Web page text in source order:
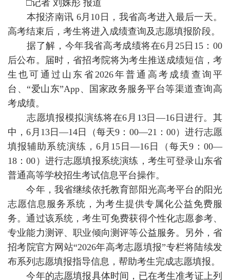
□记者 刘姝彤 报道
本报济南讯 6月10日，我省高考进入最后一天。
高考结束后，考生将进入成绩查询及志愿填报阶段。
据了解，今年我省高考成绩将在6月25日15：00
后公布。届时，省招考院将为考生推送成绩短信，考
生也可通过山东省2026年普通高考成绩查询平
台、“爱山东”App、国家政务服务平台等渠道查询高
考成绩。
志愿填报模拟演练将在6月13日—16日进行。其
中，6月13日—14日（每天9：00—21：00）进行志愿
填报辅助系统演练，6月15日—16日（每天9：00—
18：00）进行志愿填报系统演练，考生可登录山东省
普通高等学校招生考试信息平台操作。
今年，我省继续依托教育部阳光高考平台的阳光
志愿信息服务系统，为考生提供专属化公益免费服
务。通过该系统，考生可免费获得个性化志愿参考、
专业能力测评、职业倾向测评等公益服务。另外，省
招考院官方网站“2026年高考志愿填报”专栏将陆续发
布系列志愿填报指导信息，帮助考生完成志愿填报。
今年的志愿填报具体时间，已在考生准考证上列